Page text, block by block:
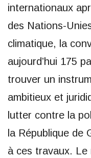
internationaux
des Nations-
climatique, la
aujourd’hui 175
trouver un
ambitieux et
lutter contre la
la République de
à ces travaux. Le